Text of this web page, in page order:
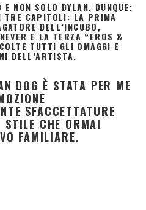
NON SOLO DYLAN, DUNQUE;
TRE CAPITOLI: LA PRIMA
DELL’INCUBO,
E LA TERZA “EROS &
TUTTI GLI OMAGGI E
DELL’ARTISTA.
DOG È STATA PER ME
SFACCETTATURE
CHE ORMAI
FAMILIARE.